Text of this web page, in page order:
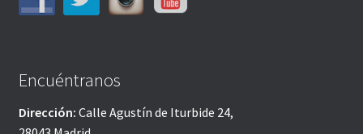
Encuéntranos
Dirección: Calle Agustín de Iturbide 24,